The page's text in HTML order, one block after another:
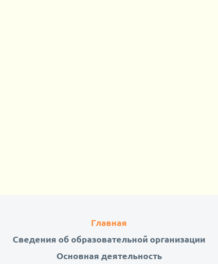
Главная
Сведения об образовательной организации
Основная деятельность